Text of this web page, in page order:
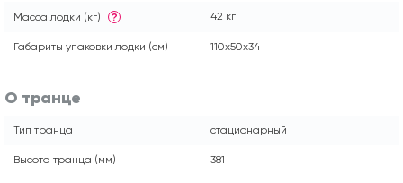
Масса лодки (кг) ? 42 кг
Габариты упаковки лодки (см) 110x50x34
О транце
Тип транца стационарный
Высота транца (мм) 381